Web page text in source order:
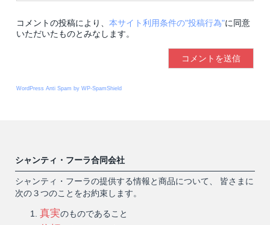
コメントの投稿により、 本サイト利用条件の"投稿行為"に同意
いただいたものとみなします。
WordPress Anti Spam by WP-SpamShield
シャンティ・フーラ合同会社
シャンティ・フーラの提供する情報と商品について、 皆さまに
次の３つのことをお約束します。
真実のものであること